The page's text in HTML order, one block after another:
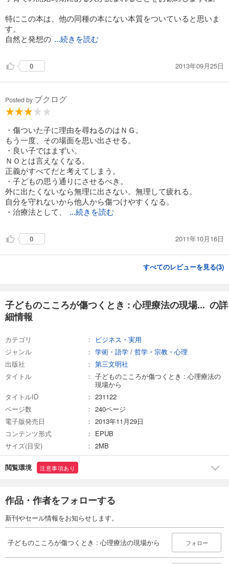
特にこの本は、他の同種の本にない本質をついていると思いま
す。
自然と発想の ...続きを読む
0 2013年09月25日
Posted by ブクログ
・傷ついた子に理由を尋ねるのはＮＧ。
もう一度、その場面を思い出させる。
・良い子ではまずい。
ＮＯとは言えなくなる。
正義がすべてだと考えてしまう。
・子どもの思う通りにさせるべき。
外に出たくないなら無理に出さない。無理して疲れる。
自分を守れないから他人から傷つけやすくなる。
・治療法として、
...続きを読む
0 2011年10月16日
すべてのレビューを見る(3)
子どものこころが傷つくとき : 心理療法の現場... の詳
細情報
カテゴリ
ビジネス・実用
ジャンル
学術・語学 / 哲学・宗教・心理
出版社
第三文明社
タイトル
子どものこころが傷つくとき : 心理療法の
現場から
タイトルID
231122
ページ数
240ページ
電子版発売日
2013年11月29日
コンテンツ形式
EPUB
サイズ(目安)
2MB
閲覧環境 注意事項あり
作品・作者をフォローする
新刊やセール情報をお知らせします。
子どものこころが傷つくとき : 心理療法の現場から フォロー